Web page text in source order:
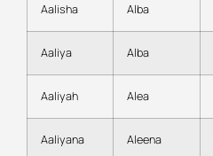
Aalisha Alba
Aaliya Alba
Aaliyah Alea
Aaliyana Aleena